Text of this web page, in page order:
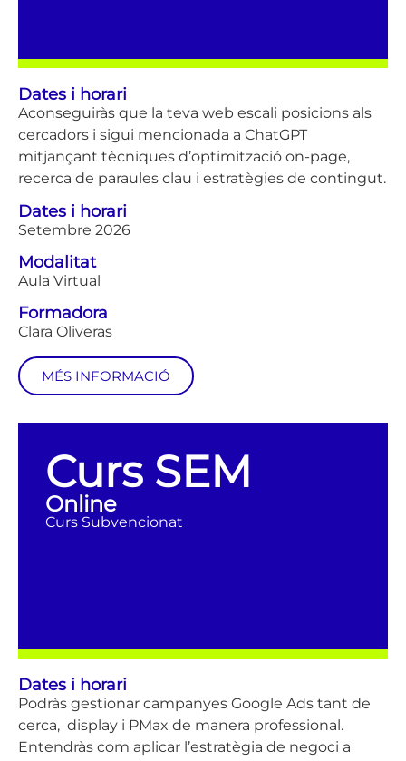
Dates i horari
Aconseguiràs que la teva web escali posicions als
cercadors i sigui mencionada a ChatGPT
mitjançant tècniques d’optimització on-page,
recerca de paraules clau i estratègies de contingut.
Dates i horari
Setembre 2026
Modalitat
Aula Virtual
Formadora
Clara Oliveras
MÉS INFORMACIÓ
Curs SEM
Online
Curs Subvencionat
Dates i horari
Podràs gestionar campanyes Google Ads tant de
cerca, display i PMax de manera professional.
Entendràs com aplicar l’estratègia de negoci a